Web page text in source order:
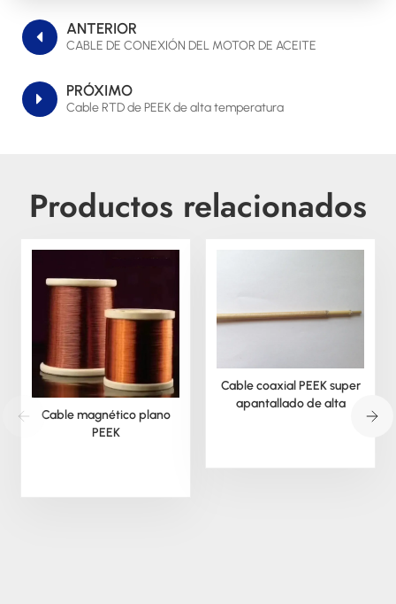
ANTERIOR
CABLE DE CONEXIÓN DEL MOTOR DE ACEITE
PRÓXIMO
Cable RTD de PEEK de alta temperatura
Productos relacionados
Cable magnético plano
PEEK
Cable coaxial PEEK super
apantallado de alta